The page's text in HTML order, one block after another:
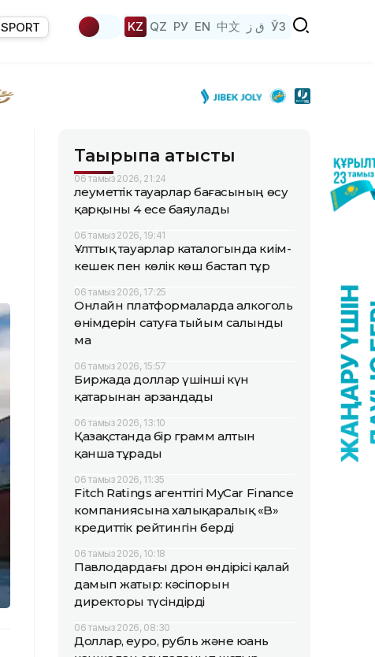
SPORT KZ QZ РУ EN 中文 ق ز ЎЗ
Тақырыпқа қатысты
06 тамыз 2026, 21:24
Әлеуметтік тауарлар бағасының өсу
қарқыны 4 есе баяулады
06 тамыз 2026, 19:41
Ұлттық тауарлар каталогында киім-
кешек пен көлік көш бастап тұр
06 тамыз 2026, 17:25
Онлайн платформаларда алкоголь
өнімдерін сатуға тыйым салынды
ма
06 тамыз 2026, 15:57
Биржада доллар үшінші күн
қатарынан арзандады
06 тамыз 2026, 13:10
Қазақстанда бір грамм алтын
қанша тұрады
06 тамыз 2026, 11:35
Fitch Ratings агенттігі MyCar Finance
компаниясына халықаралық «B»
кредиттік рейтингін берді
06 тамыз 2026, 10:18
Павлодардағы дрон өндірісі қалай
дамып жатыр: кәсіпорын
директоры түсіндірді
06 тамыз 2026, 08:30
Доллар, еуро, рубль және юань